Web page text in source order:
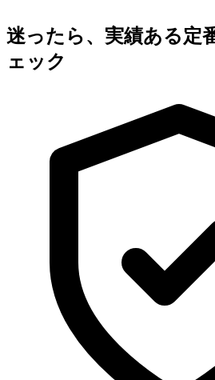
迷ったら、実績ある定
ェック